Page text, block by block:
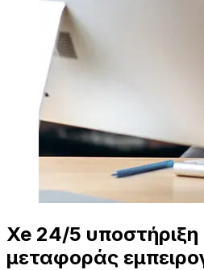
Xe 24/5
μεταφοράς